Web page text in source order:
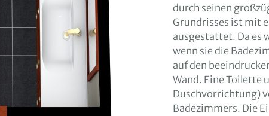
durch seinen
Grundrisses ist mit
ausgestattet. Da es
wenn sie die
auf den
Wand. Eine Toilette
Duschvorrichtung)
Badezimmers. Die